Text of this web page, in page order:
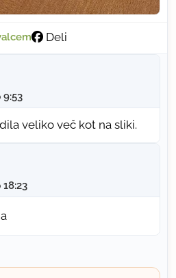
Deli
veliko več kot na sliki.